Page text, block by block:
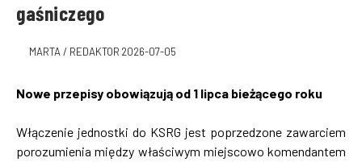
gaśniczego
MARTA / REDAKTOR 2026-07-05
Nowe przepisy obowiązują od 1 lipca bieżącego roku
Włączenie jednostki do KSRG jest poprzedzone zawarciem
porozumienia między właściwym miejscowo komendantem